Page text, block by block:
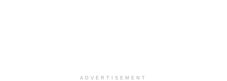
ADVERTISEMENT